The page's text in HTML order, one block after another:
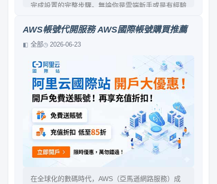
完成設置的完整步驟。無論你是雲端新手或是有經驗
雲端科技的旅程。詳細步驟、常見問題與實用建議一
應俱全，讓你快速掌握GCP帳戶申請的要點，邁向
雲端世界的第一步。
AWS帳號代開服務 AWS國際帳號購買推薦
全部 2026-06-23
在全球化的數碼時代，AWS（亞馬遜網路服務）成